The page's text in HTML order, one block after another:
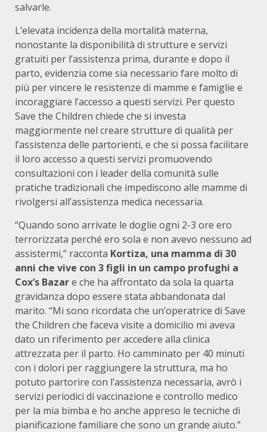
salvarle.
L’elevata incidenza della mortalità materna,
nonostante la disponibilità di strutture e servizi
gratuiti per l’assistenza prima, durante e dopo il
parto, evidenzia come sia necessario fare molto di
più per vincere le resistenze di mamme e famiglie e
incoraggiare l’accesso a questi servizi. Per questo
Save the Children chiede che si investa
maggiormente nel creare strutture di qualità per
l’assistenza delle partorienti, e che si possa facilitare
il loro accesso a questi servizi promuovendo
consultazioni con i leader della comunità sulle
pratiche tradizionali che impediscono alle mamme di
rivolgersi all’assistenza medica necessaria.
“Quando sono arrivate le doglie ogni 2-3 ore ero
terrorizzata perché ero sola e non avevo nessuno ad
assistermi,” racconta Kortiza, una mamma di 30
anni che vive con 3 figli in un campo profughi a
Cox’s Bazare che ha affrontato da sola la quarta
gravidanza dopo essere stata abbandonata dal
marito. “Mi sono ricordata che un’operatrice di Save
the Children che faceva visite a domicilio mi aveva
dato un riferimento per accedere alla clinica
attrezzata per il parto. Ho camminato per 40 minuti
con i dolori per raggiungere la struttura, ma ho
potuto partorire con l’assistenza necessaria, avrò i
servizi periodici di vaccinazione e controllo medico
per la mia bimba e ho anche appreso le tecniche di
pianificazione familiare che sono un grande aiuto.”